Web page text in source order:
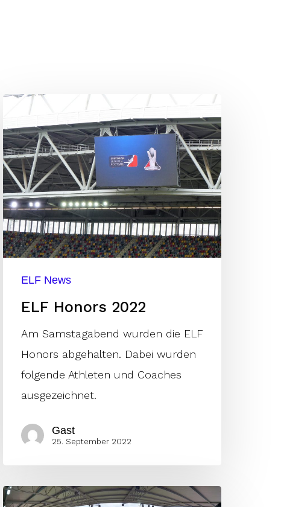
Honors
2022
ELF News
ELF Honors 2022
Am Samstagabend wurden die ELF
Honors abgehalten. Dabei wurden
folgende Athleten und Coaches
ausgezeichnet.
Gast
25. September 2022
Finaler